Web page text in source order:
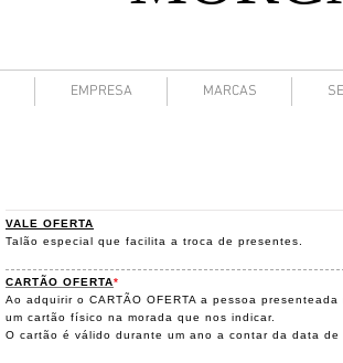
VALE OFERTA
Talão especial que facilita a troca de presentes.
CARTÃO OFERTA*
Ao adquirir o CARTÃO OFERTA a pessoa presenteada
um cartão físico na morada que nos indicar.
O cartão é válido durante um ano a contar da data de
EMPRESA MARCAS